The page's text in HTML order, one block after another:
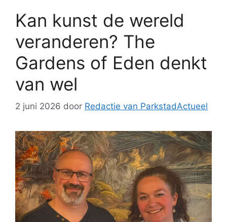
Kan kunst de wereld
veranderen? The
Gardens of Eden denkt
van wel
2 juni 2026 door Redactie van ParkstadActueel